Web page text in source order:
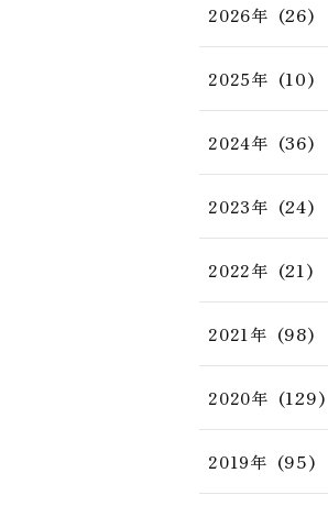
2026年 (26)
2025年 (10)
2024年 (36)
2023年 (24)
2022年 (21)
2021年 (98)
2020年 (129)
2019年 (95)